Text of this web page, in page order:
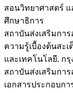
สอนวิทยาศาสตร์ แ
ศึกษาธิการ
สถาบันส่งเสริมกา
ความรู้เบื้องต้นสะ
และเทคโนโลยี. ก
สถาบันส่งเสริมกา
เอกสารประกอบก